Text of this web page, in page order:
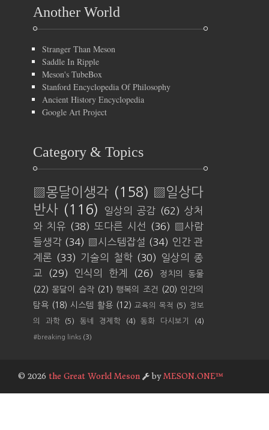
Another World
Stranger Than Meson
Saddle In Ripple
Meson's TubeBox
Stanford Encyclopedia Of Philosophy
Ancient History Encyclopedia
Google Art Project
Category & Topics
▨몽달이생각 (158) ▨일상다
반사 (116) 일상의 공감 (62) 상처
와 치유 (38) 또다른 시선 (36)
▨사람
들생각 (34) ▨시스템잡설 (34) 인간 관
계론 (33) 기술의 철학 (30)
일상의 종
교
(29) 인식의 한계 (26)
정치의 동물
(22) 몽달이 습작 (21) 행복의 조건 (20) 인간의
탐욕 (18) 시스템 활용 (12) 교육의 목적 (5)
정보
의 과학
(5) 동네 경제학 (4) 동화 다시보기 (4)
#breaking links (3)
© 2026 the Great World Meson byMESON.ONE™